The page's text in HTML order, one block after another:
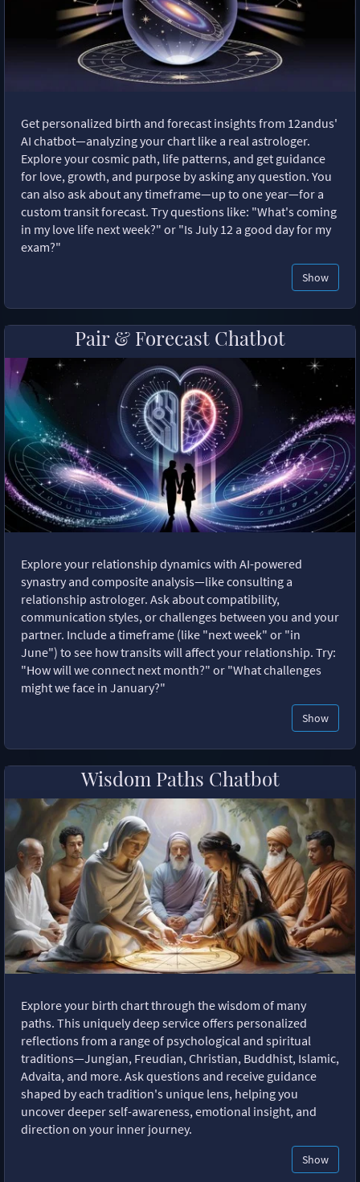
Get personalized birth and forecast insights from 12andus'
AI chatbot—analyzing your chart like a real astrologer.
Explore your cosmic path, life patterns, and get guidance
for love, growth, and purpose by asking any question. You
can also ask about any timeframe—up to one year—for a
custom transit forecast. Try questions like: "What's coming
in my love life next week?" or "Is July 12 a good day for my
exam?"
Show
Pair & Forecast Chatbot
Explore your relationship dynamics with AI-powered
synastry and composite analysis—like consulting a
relationship astrologer. Ask about compatibility,
communication styles, or challenges between you and your
partner. Include a timeframe (like "next week" or "in
June") to see how transits will affect your relationship. Try:
"How will we connect next month?" or "What challenges
might we face in January?"
Show
Wisdom Paths Chatbot
Explore your birth chart through the wisdom of many
paths. This uniquely deep service offers personalized
reflections from a range of psychological and spiritual
traditions—Jungian, Freudian, Christian, Buddhist, Islamic,
Advaita, and more. Ask questions and receive guidance
shaped by each tradition's unique lens, helping you
uncover deeper self-awareness, emotional insight, and
direction on your inner journey.
Show